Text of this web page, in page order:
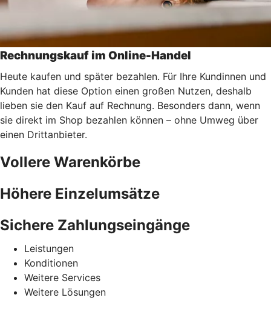
Rechnungskauf im Online-Handel
Heute kaufen und später bezahlen. Für Ihre Kundinnen und
Kunden hat diese Option einen großen Nutzen, deshalb
lieben sie den Kauf auf Rechnung. Besonders dann, wenn
sie direkt im Shop bezahlen können – ohne Umweg über
einen Drittanbieter.
Vollere Warenkörbe
Höhere Einzelumsätze
Sichere Zahlungseingänge
Leistungen
Konditionen
Weitere Services
Weitere Lösungen